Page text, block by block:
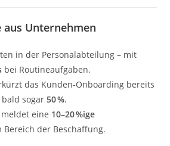
aus Unternehmen
in der Personalabteilung – mit
bei Routineaufgaben.
das Kunden-Onboarding bereits
bald sogar50 %.
meldet eine 10–20 %ige
Bereich der Beschaffung.